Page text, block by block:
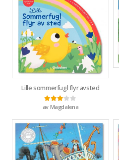
Lille sommerfugl flyr avsted
Vurdert3av 5
av Magdalena